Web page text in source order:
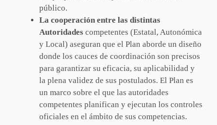
público.
La cooperación entre las distintas
Autoridades competentes (Estatal, Autonómica
y Local) aseguran que el Plan aborde un diseño
donde los cauces de coordinación son precisos
para garantizar su eficacia, su aplicabilidad y
la plena validez de sus postulados. El Plan es
un marco sobre el que las autoridades
competentes planifican y ejecutan los controles
oficiales en el ámbito de sus competencias.